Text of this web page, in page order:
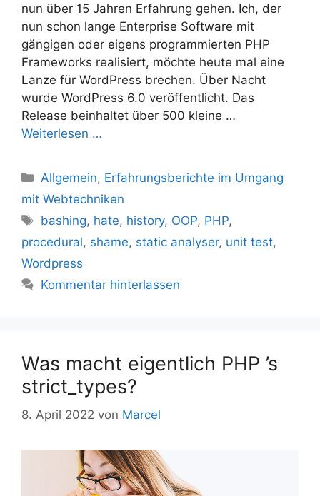
nun über 15 Jahren Erfahrung gehen. Ich, der
nun schon lange Enterprise Software mit
gängigen oder eigens programmierten PHP
Frameworks realisiert, möchte heute mal eine
Lanze für WordPress brechen. Über Nacht
wurde WordPress 6.0 veröffentlicht. Das
Release beinhaltet über 500 kleine …
Weiterlesen …
Kategorien
Allgemein, Erfahrungsberichte im Umgang
mit Webtechniken
Schlagwörter
bashing, hate, history, OOP, PHP,
procedural, shame, static analyser, unit test,
Wordpress
Kommentar hinterlassen
Was macht eigentlich PHP ’s
strict_types?
8. April 2022 von Marcel